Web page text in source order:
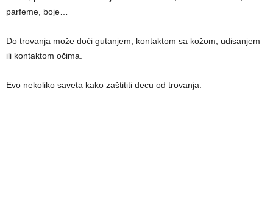
parfeme, boje…
Do trovanja može doći gutanjem, kontaktom sa kožom, udisanjem
ili kontaktom očima.
Evo nekoliko saveta kako zaštititi decu od trovanja: